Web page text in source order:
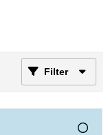
Filter